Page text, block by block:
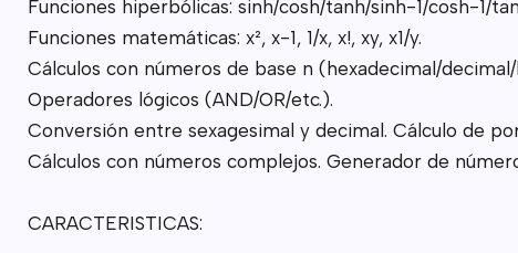
Funciones hiperbólicas: sinh/cosh/tanh/sinh-1/cosh-1/
Funciones matemáticas: x², x-1, 1/x, x!, xy, x1/y.
Cálculos con números de base n (hexadecimal/
Operadores lógicos (AND/OR/etc.).
Conversión entre sexagesimal y decimal. Cálculo de
Cálculos con números complejos. Generador de
CARACTERISTICAS: